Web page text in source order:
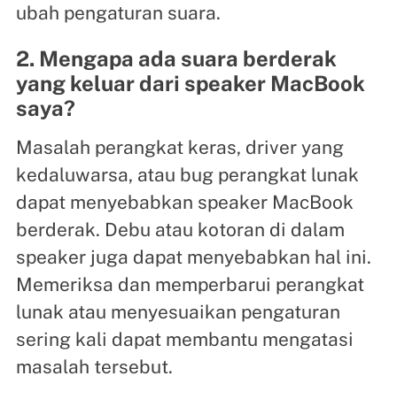
ubah pengaturan suara.
2. Mengapa ada suara berderak
yang keluar dari speaker MacBook
saya?
Masalah perangkat keras, driver yang
kedaluwarsa, atau bug perangkat lunak
dapat menyebabkan speaker MacBook
berderak. Debu atau kotoran di dalam
speaker juga dapat menyebabkan hal ini.
Memeriksa dan memperbarui perangkat
lunak atau menyesuaikan pengaturan
sering kali dapat membantu mengatasi
masalah tersebut.